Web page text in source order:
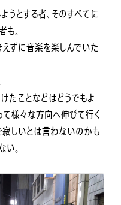
うとする者、そのすべてに
も。
ずに音楽を楽しんでいた
たことなどはどうでもよ
て様々な方向へ伸びて行く
寂しいとは言わないのかも
い。